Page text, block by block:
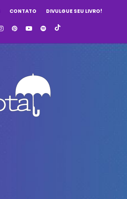
CONTATO DIVULGUE SEU LIVRO!